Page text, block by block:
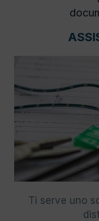
Ti serve uno